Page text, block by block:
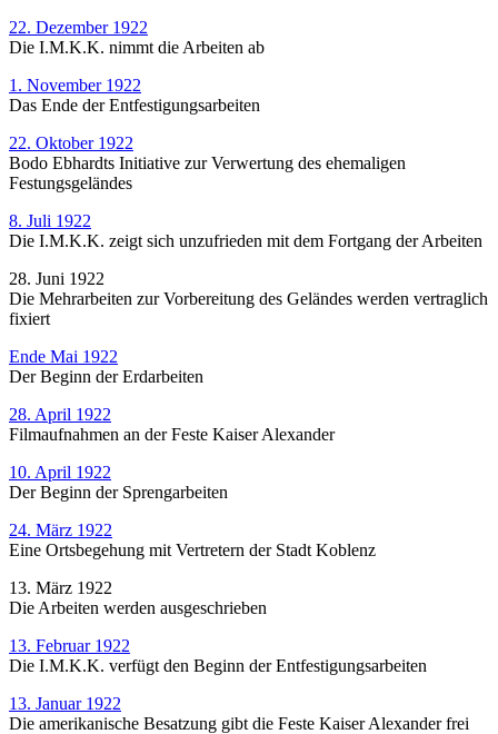
22. Dezember 1922
Die I.M.K.K. nimmt die Arbeiten ab
1. November 1922
Das Ende der Entfestigungsarbeiten
22. Oktober 1922
Bodo Ebhardts Initiative zur Verwertung des ehemaligen
Festungsgeländes
8. Juli 1922
Die I.M.K.K. zeigt sich unzufrieden mit dem Fortgang der Arbeiten
28. Juni 1922
Die Mehrarbeiten zur Vorbereitung des Geländes werden vertraglich
fixiert
Ende Mai 1922
Der Beginn der Erdarbeiten
28. April 1922
Filmaufnahmen an der Feste Kaiser Alexander
10. April 1922
Der Beginn der Sprengarbeiten
24. März 1922
Eine Ortsbegehung mit Vertretern der Stadt Koblenz
13. März 1922
Die Arbeiten werden ausgeschrieben
13. Februar 1922
Die I.M.K.K. verfügt den Beginn der Entfestigungsarbeiten
13. Januar 1922
Die amerikanische Besatzung gibt die Feste Kaiser Alexander frei